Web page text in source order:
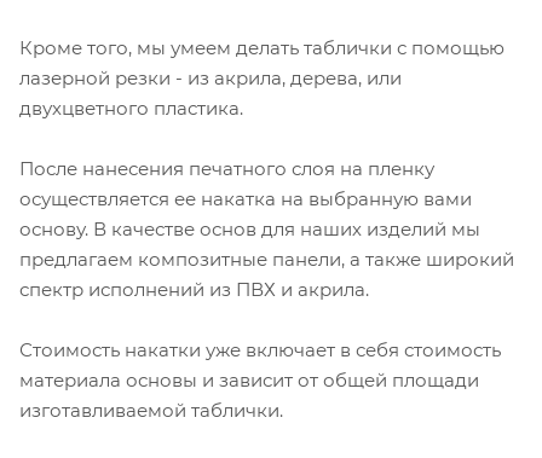
Кроме того, мы умеем делать таблички с помощью
лазерной резки - из акрила, дерева, или
двухцветного пластика.
После нанесения печатного слоя на пленку
осуществляется ее накатка на выбранную вами
основу. В качестве основ для наших изделий мы
предлагаем композитные панели, а также широкий
спектр исполнений из ПВХ и акрила.
Стоимость накатки уже включает в себя стоимость
материала основы и зависит от общей площади
изготавливаемой таблички.